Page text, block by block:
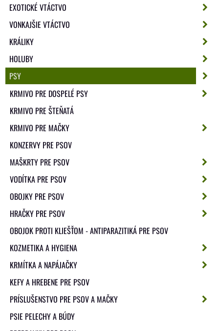
EXOTICKÉ VTÁCTVO
VONKAJŠIE VTÁCTVO
KRÁLIKY
HOLUBY
PSY
KRMIVO PRE DOSPELÉ PSY
KRMIVO PRE ŠTEŇATÁ
KRMIVO PRE MAČKY
KONZERVY PRE PSOV
MAŠKRTY PRE PSOV
VODÍTKA PRE PSOV
OBOJKY PRE PSOV
HRAČKY PRE PSOV
OBOJOK PROTI KLIEŠŤOM - ANTIPARAZITIKÁ PRE PSOV
KOZMETIKA A HYGIENA
KRMÍTKA A NAPÁJAČKY
KEFY A HREBENE PRE PSOV
PRÍSLUŠENSTVO PRE PSOV A MAČKY
PSIE PELECHY A BÚDY